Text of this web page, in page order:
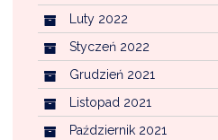
Luty 2022
Styczeń 2022
Grudzień 2021
Listopad 2021
Październik 2021